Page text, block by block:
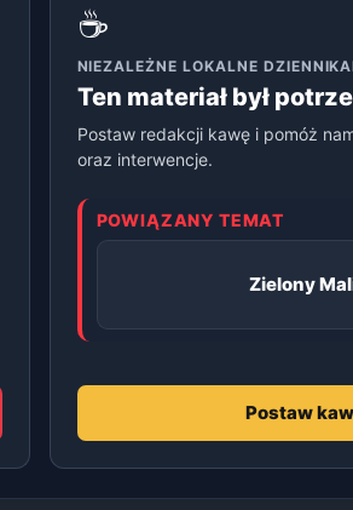
☕
NIEZALEŻNE LOKALNE
Ten materiał był
Postaw redakcji kawę i pomóż
oraz interwencje.
POWIĄZANY TEMAT
Zielony
Postaw